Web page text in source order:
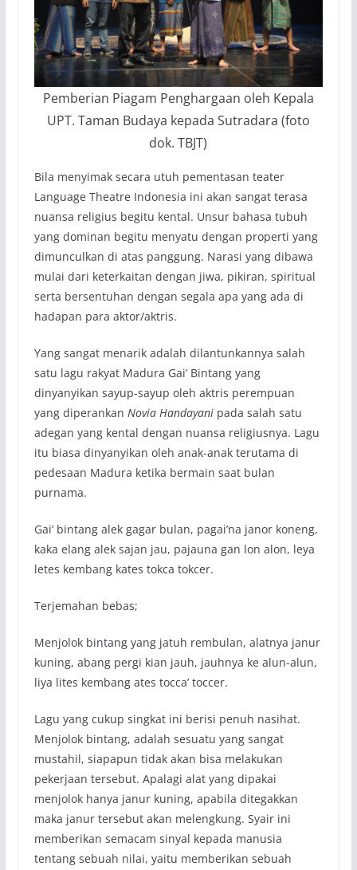
Pemberian Piagam Penghargaan oleh Kepala
UPT. Taman Budaya kepada Sutradara (foto
dok. TBJT)
Bila menyimak secara utuh pementasan teater
Language Theatre Indonesia ini akan sangat terasa
nuansa religius begitu kental. Unsur bahasa tubuh
yang dominan begitu menyatu dengan properti yang
dimunculkan di atas panggung. Narasi yang dibawa
mulai dari keterkaitan dengan jiwa, pikiran, spiritual
serta bersentuhan dengan segala apa yang ada di
hadapan para aktor/aktris.
Yang sangat menarik adalah dilantunkannya salah
satu lagu rakyat Madura Gai’ Bintang yang
dinyanyikan sayup-sayup oleh aktris perempuan
yang diperankan Novia Handayanipada salah satu
adegan yang kental dengan nuansa religiusnya. Lagu
itu biasa dinyanyikan oleh anak-anak terutama di
pedesaan Madura ketika bermain saat bulan
purnama.
Gai’ bintang alek gagar bulan, pagai’na janor koneng,
kaka elang alek sajan jau, pajauna gan lon alon, leya
letes kembang kates tokca tokcer.
Terjemahan bebas;
Menjolok bintang yang jatuh rembulan, alatnya janur
kuning, abang pergi kian jauh, jauhnya ke alun-alun,
liya lites kembang ates tocca’ toccer.
Lagu yang cukup singkat ini berisi penuh nasihat.
Menjolok bintang, adalah sesuatu yang sangat
mustahil, siapapun tidak akan bisa melakukan
pekerjaan tersebut. Apalagi alat yang dipakai
menjolok hanya janur kuning, apabila ditegakkan
maka janur tersebut akan melengkung. Syair ini
memberikan semacam sinyal kepada manusia
tentang sebuah nilai, yaitu memberikan sebuah